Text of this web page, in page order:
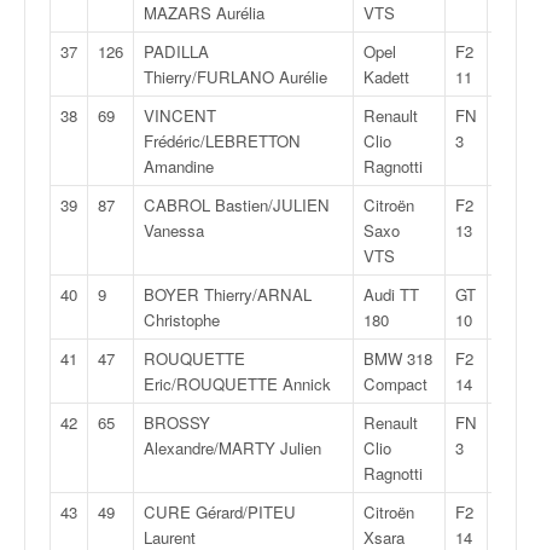
MAZARS Aurélia
VTS
37 126
PADILLA
Thierry/FURLANO Aurélie
Opel
Kadett
F2
11
38 69
VINCENT
Frédéric/LEBRETTON
Amandine
Renault
Clio
Ragnotti
FN
3
39 87
CABROL Bastien/JULIEN
Vanessa
Citroën
Saxo
VTS
F2
13
40 9
BOYER Thierry/ARNAL
Christophe
Audi TT
180
GT
10
41 47
ROUQUETTE
Eric/ROUQUETTE Annick
BMW 318
Compact
F2
14
42 65
BROSSY
Alexandre/MARTY Julien
Renault
Clio
Ragnotti
FN
3
43 49
CURE Gérard/PITEU
Laurent
Citroën
Xsara
F2
14